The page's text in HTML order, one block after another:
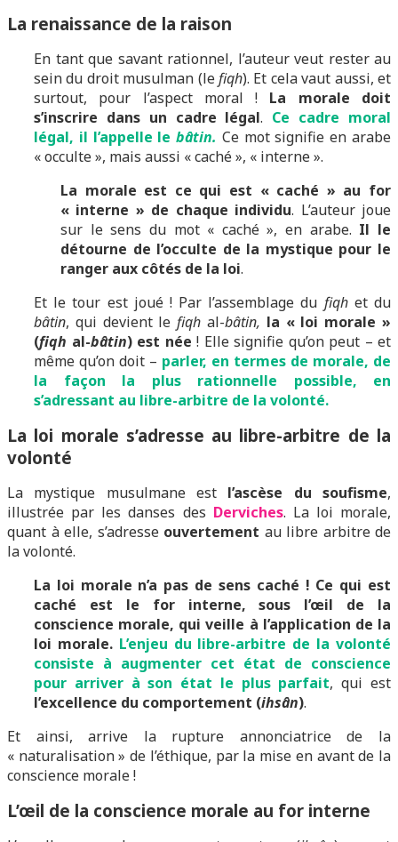
La renaissance de la raison
En tant que savant rationnel, l’auteur veut rester au
sein du droit musulman (lefiqh). Et cela vaut aussi, et
surtout, pour l’aspect moral ! La morale doit
s’inscrire dans un cadre légal. Ce cadre moral
légal, il l’appelle lebâtin. Ce mot signifie en arabe
« occulte », mais aussi « caché », « interne ».
La morale est ce qui est « caché » au for
« interne » de chaque individu. L’auteur joue
sur le sens du mot « caché », en arabe. Il le
détourne de l’occulte de la mystique pour le
ranger aux côtés de la loi.
Et le tour est joué ! Par l’assemblage du fiqhet du
bâtin, qui devient lefiqh al-bâtin, la « loi morale »
(fiqh al-bâtin) est née ! Elle signifie qu’on peut – et
même qu’on doit – parler, en termes de morale, de
la façon la plus rationnelle possible, en
s’adressant au libre-arbitre de la volonté.
La loi morale s’adresse au libre-arbitre de la
volonté
La mystique musulmane est l’ascèse du soufisme,
illustrée par les danses des Derviches. La loi morale,
quant à elle, s’adresse ouvertement au libre arbitre de
la volonté.
La loi morale n’a pas de sens caché ! Ce qui est
caché est le for interne, sous l’œil de la
conscience morale, qui veille à l’application de la
loi morale. L’enjeu du libre-arbitre de la volonté
consiste à augmenter cet état de conscience
pour arriver à son état le plus parfait, qui est
l’excellence du comportement (ihsân).
Et ainsi, arrive la rupture annonciatrice de la
« naturalisation » de l’éthique, par la mise en avant de la
conscience morale !
L’œil de la conscience morale au for interne